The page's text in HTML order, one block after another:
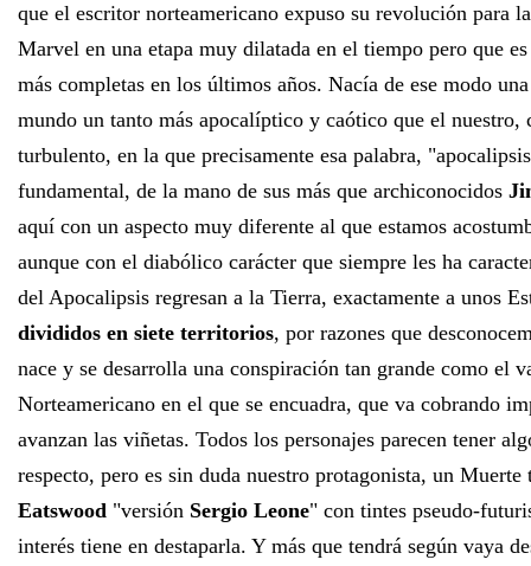
que el escritor norteamericano expuso su revolución para
Marvel en una etapa muy dilatada en el tiempo pero que
más completas en los últimos años. Nacía de ese modo
mundo un tanto más apocalíptico y caótico que el nuestro,
turbulento, en la que precisamente esa palabra,
fundamental, de la mano de sus más que archiconocidos
aquí con un aspecto muy diferente al que estamos
aunque con el diabólico carácter que siempre les ha
del Apocalipsis regresan a la Tierra, exactamente a unos
divididos en siete territorios, por razones que
nace y se desarrolla una conspiración tan grande como el
Norteamericano en el que se encuadra, que va cobrando
avanzan las viñetas. Todos los personajes parecen tener
respecto, pero es sin duda nuestro protagonista, un
Eatswood "versión Sergio Leone" con tintes pseudo-
interés tiene en destaparla. Y más que tendrá según vaya